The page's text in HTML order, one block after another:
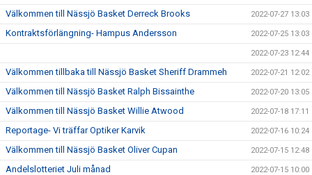
Välkommen till Nässjö Basket Derreck Brooks 2022-07-27 13:03
Kontraktsförlängning- Hampus Andersson 2022-07-25 13:03
2022-07-23 12:44
Välkommen tillbaka till Nässjö Basket Sheriff Drammeh 2022-07-21 12:02
Välkommen till Nässjö Basket Ralph Bissainthe 2022-07-20 13:05
Välkommen till Nässjö Basket Willie Atwood 2022-07-18 17:11
Reportage- Vi träffar Optiker Karvik 2022-07-16 10:24
Välkommen till Nässjö Basket Oliver Cupan 2022-07-15 12:48
Andelslotteriet Juli månad 2022-07-15 10:00